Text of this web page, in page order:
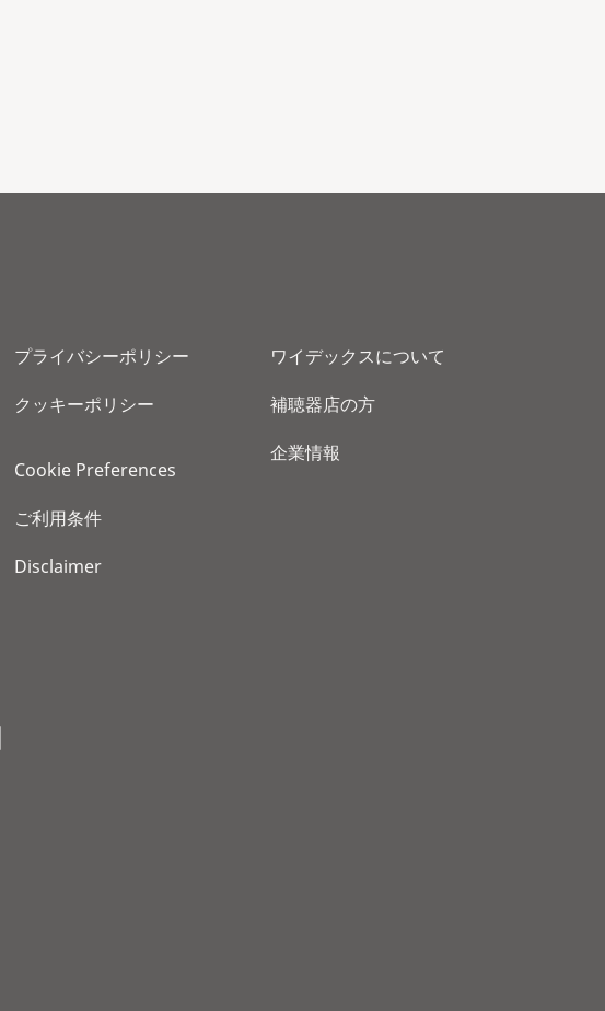
プライバシーポリシー
クッキーポリシー
Cookie Preferences
ご利用条件
Disclaimer
ワイデックスについて
補聴器店の方
企業情報